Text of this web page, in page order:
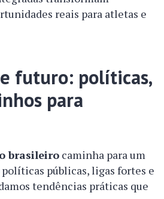
reais para atletas e
futuro: políticas,
para
brasileiro caminha para um
públicas, ligas fortes e
tendências práticas que